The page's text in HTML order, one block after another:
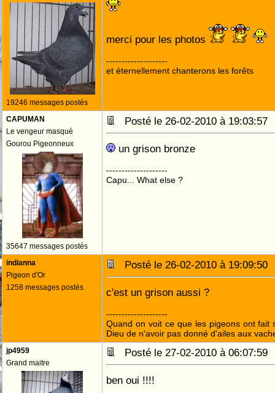
19246 messages postés
merci pour les photos
--------------------
et éternellement chanterons les forêts
CAPUMAN
Le vengeur masqué
Gourou Pigeonneux
35647 messages postés
Posté le 26-02-2010 à
un grison bronze
--------------------
Capu... What else ?
indianna
Pigeon d'Or
1258 messages postés
Posté le 26-02-2010 à
c'est un grison aussi ?
--------------------
Quand on voit ce que les pigeons ont fait
Dieu de n'avoir pas donné d'ailes aux
jp4959
Grand maitre
Posté le 27-02-2010 à
ben oui !!!!